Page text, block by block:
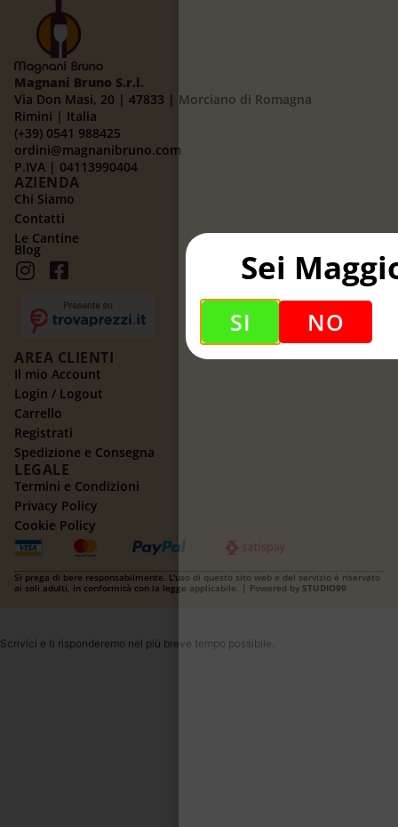
Magnani Bruno S.r.l.
Via Don Masi, 20 | 47833 | Morciano di Romagna
Rimini | Italia
(+39) 0541 988425
ordini@magnanibruno.com
P.IVA | 04113990404
AZIENDA
Chi Siamo
Contatti
Le Cantine
Blog
AREA CLIENTI
Il mio Account
Login / Logout
Carrello
Registrati
Spedizione e Consegna
LEGALE
Termini e Condizioni
Privacy Policy
Cookie Policy
Si prega di bere responsabilmente. L'uso di questo sito web e del servizio è riservato
ai soli adulti, in conformità con la legge applicabile. | Powered by STUDIO99
Scrivici e ti risponderemo nel più breve tempo possibile.
Sei
SI NO